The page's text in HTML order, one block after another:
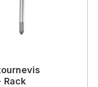
Rack